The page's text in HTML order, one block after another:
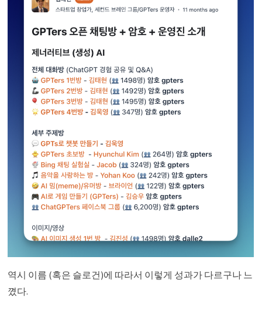
역시 이름 (혹은 슬로건)에 따라서 이렇게 성과가 다르구나 느
꼈다.